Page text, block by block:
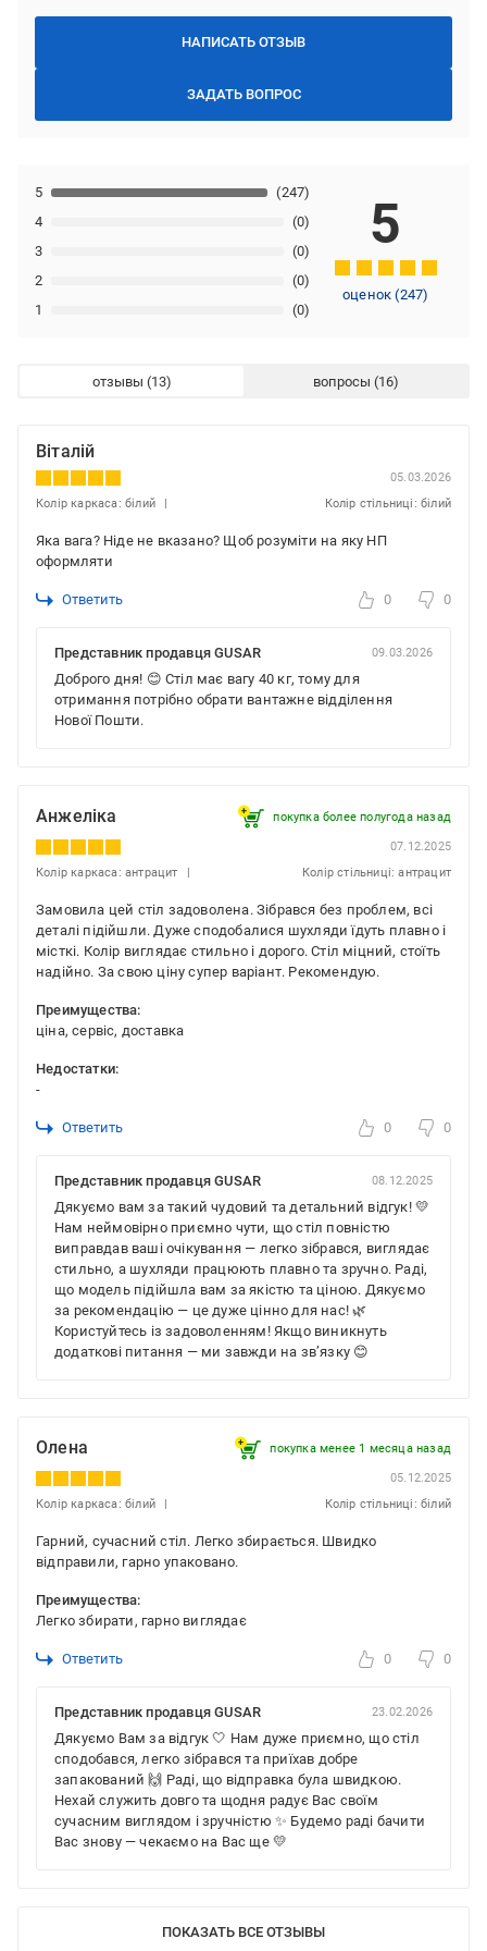
НАПИСАТЬ ОТЗЫВ
ЗАДАТЬ ВОПРОС
1 (0)
2 (0)
3 (0)
4 (0)
5 (247)
5
оценок(247)
отзывы вопросы
Віталій
05.03.2026
Колір каркаса: білий
Колір стільниці: білий
Яка вага? Ніде не вказано? Щоб розуміти на яку НП
оформляти
Ответить 0 0
Представник продавця GUSAR 09.03.2026
Доброго дня! 😊 Стіл має вагу 40 кг, тому для
отримання потрібно обрати вантажне відділення
Нової Пошти.
Анжеліка покупка более полугода назад
07.12.2025
Колір каркаса: антрацит
Колір стільниці: антрацит
Замовила цей стіл задоволена. Зібрався без проблем, всі
деталі підійшли. Дуже сподобалися шухляди їдуть плавно і
місткі. Колір виглядає стильно і дорого. Стіл міцний, стоїть
надійно. За свою ціну супер варіант. Рекомендую.
Преимущества:
ціна, сервіс, доставка
Недостатки:
-
Ответить 0 0
Представник продавця GUSAR 08.12.2025
Дякуємо вам за такий чудовий та детальний відгук! 💛
Нам неймовірно приємно чути, що стіл повністю
виправдав ваші очікування — легко зібрався, виглядає
стильно, а шухляди працюють плавно та зручно. Раді,
що модель підійшла вам за якістю та ціною. Дякуємо
за рекомендацію — це дуже цінно для нас! 🌿
Користуйтесь із задоволенням! Якщо виникнуть
додаткові питання — ми завжди на зв’язку 😊
Олена покупка менее 1 месяца назад
05.12.2025
Колір каркаса: білий
Колір стільниці: білий
Гарний, сучасний стіл. Легко збирається. Швидко
відправили, гарно упаковано.
Преимущества:
Легко збирати, гарно виглядає
Ответить 0 0
Представник продавця GUSAR 23.02.2026
Дякуємо Вам за відгук 🤍 Нам дуже приємно, що стіл
сподобався, легко зібрався та приїхав добре
запакований 🙌 Раді, що відправка була швидкою.
Нехай служить довго та щодня радує Вас своїм
сучасним виглядом і зручністю ✨ Будемо раді бачити
Вас знову — чекаємо на Вас ще 💛
ПОКАЗАТЬ ВСЕ ОТЗЫВЫ